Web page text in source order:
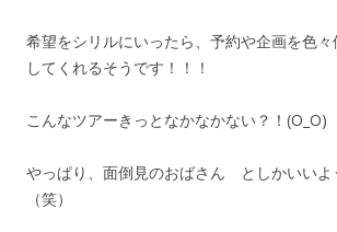
希望をシリルにいったら、予約や企画を色
してくれるそうです！！！
こんなツアーきっとなかなかない？！(O_O)
やっぱり、面倒見のおばさん としかいいよ
（笑）